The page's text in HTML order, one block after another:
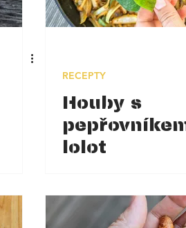
RECEPTY
Houby s
lolot